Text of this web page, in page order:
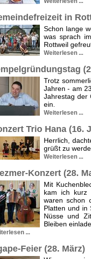
in
Schon lange
was sprach
Rott­weil
Weiterlesen ...
Trotz
Jahren - am
Jahrestag der
ein.
Weiterlesen ...
Trio Hana (16.
Herrlich,
grüßt zu
Weiterlesen ...
Konzert (28.
Mit
kam ich kurz
waren schon
Platten und in
Nüsse und
Bleiben
...
Feier (28. März)